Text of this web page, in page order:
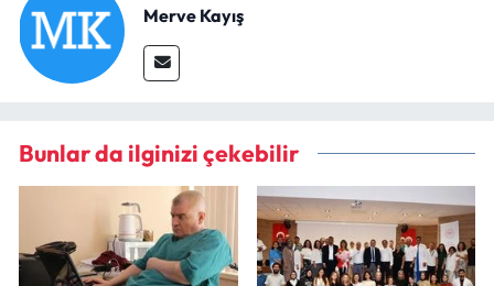
Merve Kayış
Bunlar da ilginizi çekebilir